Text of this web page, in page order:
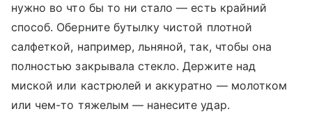
нужно во что бы то ни стало — есть крайний
способ. Оберните бутылку чистой плотной
салфеткой, например, льняной, так, чтобы она
полностью закрывала стекло. Держите над
миской или кастрюлей и аккуратно — молотком
или чем-то тяжелым — нанесите удар.